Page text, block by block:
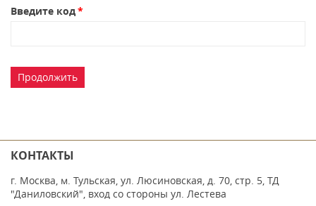
Введите код
Продолжить
КОНТАКТЫ
г. Москва, м. Тульская, ул. Люсиновская, д. 70, стр. 5, ТД
"Даниловский", вход со стороны ул. Лестева